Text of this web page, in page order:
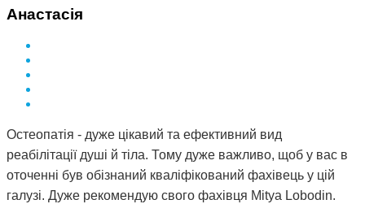
Анастасія
Остеопатія - дуже цікавий та ефективний вид
реабілітації душі й тіла. Тому дуже важливо, щоб у вас в
оточенні був обізнаний кваліфікований фахівець у цій
галузі. Дуже рекомендую свого фахівця Mitya Lobodin.